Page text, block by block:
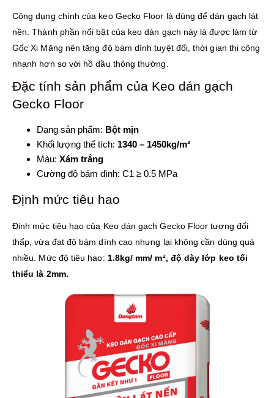
Công dụng chính của keo Gecko Floor là dùng để dán gạch lát
nền. Thành phần nổi bật của keo dán gạch này là được làm từ
Gốc Xi Măng nên tăng độ bám dính tuyệt đối, thời gian thi công
nhanh hơn so với hồ dầu thông thường.
Đặc tính sản phẩm của Keo dán gạch
Gecko Floor
Dạng sản phẩm: Bột mịn
Khối lượng thể tích: 1340 – 1450kg/m³
Màu: Xám trắng
Cường độ bám dình: C1 ≥ 0.5 MPa
Định mức tiêu hao
Định mức tiêu hao của Keo dán gạch Gecko Floor tương đối
thấp, vừa đạt độ bám dính cao nhưng lại không cần dùng quá
nhiều. Mức độ tiêu hao: 1.8kg/ mm/ m², độ dày lớp keo tối
thiểu là 2mm.